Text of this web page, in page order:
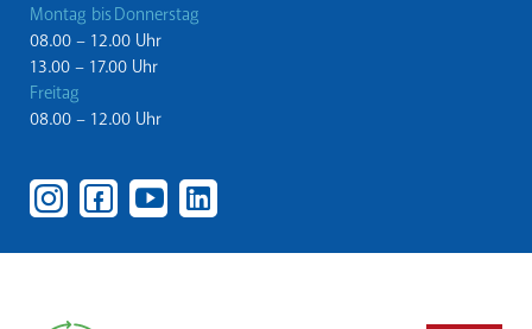
Montag bis Donnerstag
08.00 – 12.00 Uhr
13.00 – 17.00 Uhr
Freitag
08.00 – 12.00 Uhr